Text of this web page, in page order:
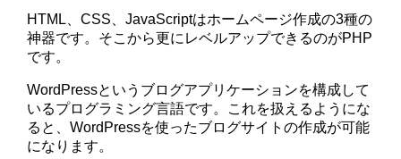
HTML、CSS、JavaScriptはホームページ作成の3種の
神器です。そこから更にレベルアップできるのがPHP
です。
WordPressというブログアプリケーションを構成して
いるプログラミング言語です。これを扱えるようにな
ると、WordPressを使ったブログサイトの作成が可能
になります。